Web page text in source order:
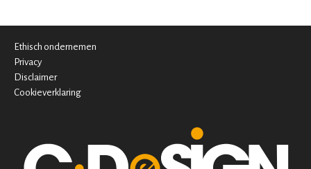
Ethisch ondernemen
Privacy
Disclaimer
Cookieverklaring